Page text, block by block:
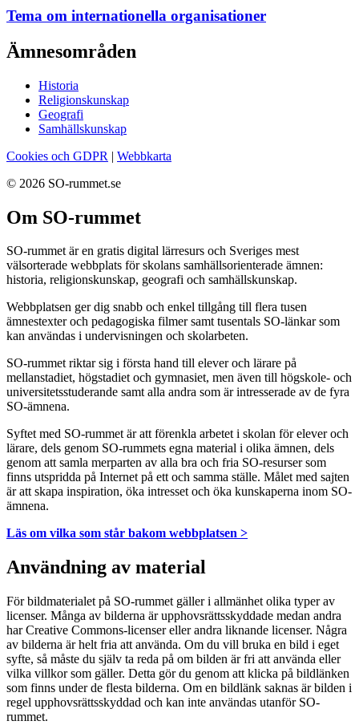
Tema om internationella organisationer
Ämnesområden
Historia
Religionskunskap
Geografi
Samhällskunskap
Cookies och GDPR | Webbkarta
© 2026 SO-rummet.se
Om SO-rummet
SO-rummet är en gratis digital lärresurs och Sveriges mest
välsorterade webbplats för skolans samhällsorienterade ämnen:
historia, religionskunskap, geografi och samhällskunskap.
Webbplatsen ger dig snabb och enkel tillgång till flera tusen
ämnestexter och pedagogiska filmer samt tusentals SO-länkar som
kan användas i undervisningen och skolarbeten.
SO-rummet riktar sig i första hand till elever och lärare på
mellanstadiet, högstadiet och gymnasiet, men även till högskole- och
universitetsstuderande samt alla andra som är intresserade av de fyra
SO-ämnena.
Syftet med SO-rummet är att förenkla arbetet i skolan för elever och
lärare, dels genom SO-rummets egna material i olika ämnen, dels
genom att samla merparten av alla bra och fria SO-resurser som
finns utspridda på Internet på ett och samma ställe. Målet med sajten
är att skapa inspiration, öka intresset och öka kunskaperna inom SO-
ämnena.
Läs om vilka som står bakom webbplatsen >
Användning av material
För bildmaterialet på SO-rummet gäller i allmänhet olika typer av
licenser. Många av bilderna är upphovsrättsskyddade medan andra
har Creative Commons-licenser eller andra liknande licenser. Några
av bilderna är helt fria att använda. Om du vill bruka en bild i eget
syfte, så måste du själv ta reda på om bilden är fri att använda eller
vilka villkor som gäller. Detta gör du genom att klicka på bildlänken
som finns under de flesta bilderna. Om en bildlänk saknas är bilden i
regel upphovsrättsskyddad och kan inte användas utanför SO-
rummet.